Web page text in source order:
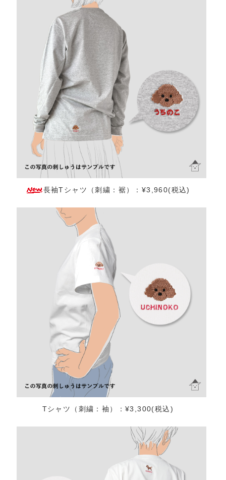
長袖Tシャツ（刺繍：裾）：¥3,960(税込)
Tシャツ（刺繍：袖）：¥3,300(税込)